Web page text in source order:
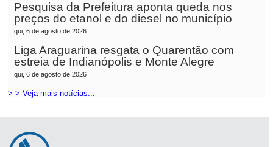
Pesquisa da Prefeitura aponta queda nos
preços do etanol e do diesel no município
qui, 6 de agosto de 2026
Liga Araguarina resgata o Quarentão com
estreia de Indianópolis e Monte Alegre
qui, 6 de agosto de 2026
> > Veja mais notícias...